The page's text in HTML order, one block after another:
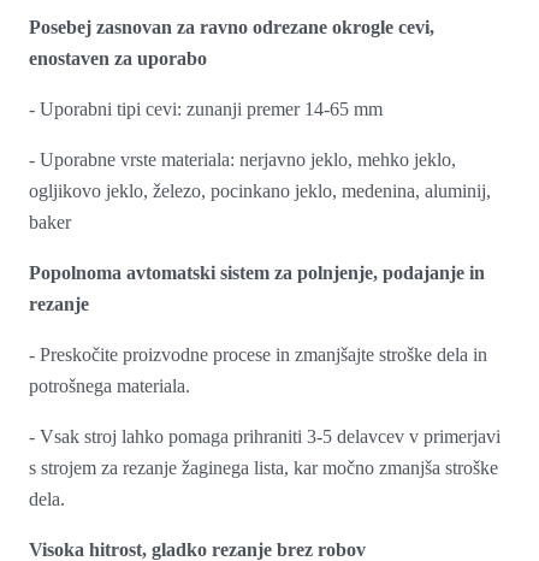
Posebej zasnovan za ravno odrezane okrogle cevi,
enostaven za uporabo
- Uporabni tipi cevi: zunanji premer 14-65 mm
- Uporabne vrste materiala: nerjavno jeklo, mehko jeklo,
ogljikovo jeklo, železo, pocinkano jeklo, medenina, aluminij,
baker
Popolnoma avtomatski sistem za polnjenje, podajanje in
rezanje
- Preskočite proizvodne procese in zmanjšajte stroške dela in
potrošnega materiala.
- Vsak stroj lahko pomaga prihraniti 3-5 delavcev v primerjavi
s strojem za rezanje žaginega lista, kar močno zmanjša stroške
dela.
Visoka hitrost, gladko rezanje brez robov